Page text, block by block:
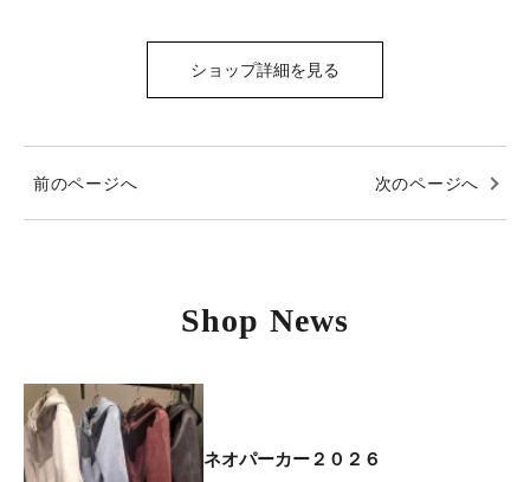
ショップ詳細を見る
前のページへ 次のページへ
Shop News
ネオパーカー２０２６